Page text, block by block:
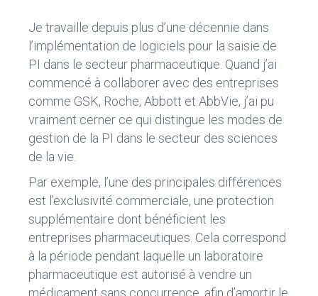
Je travaille depuis plus d’une décennie dans
l’implémentation de logiciels pour la saisie de
PI dans le secteur pharmaceutique. Quand j’ai
commencé à collaborer avec des entreprises
comme GSK, Roche, Abbott et AbbVie, j’ai pu
vraiment cerner ce qui distingue les modes de
gestion de la PI dans le secteur des sciences
de la vie.
Par exemple, l’une des principales différences
est l’exclusivité commerciale, une protection
supplémentaire dont bénéficient les
entreprises pharmaceutiques. Cela correspond
à la période pendant laquelle un laboratoire
pharmaceutique est autorisé à vendre un
médicament sans concurrence, afin d’amortir le